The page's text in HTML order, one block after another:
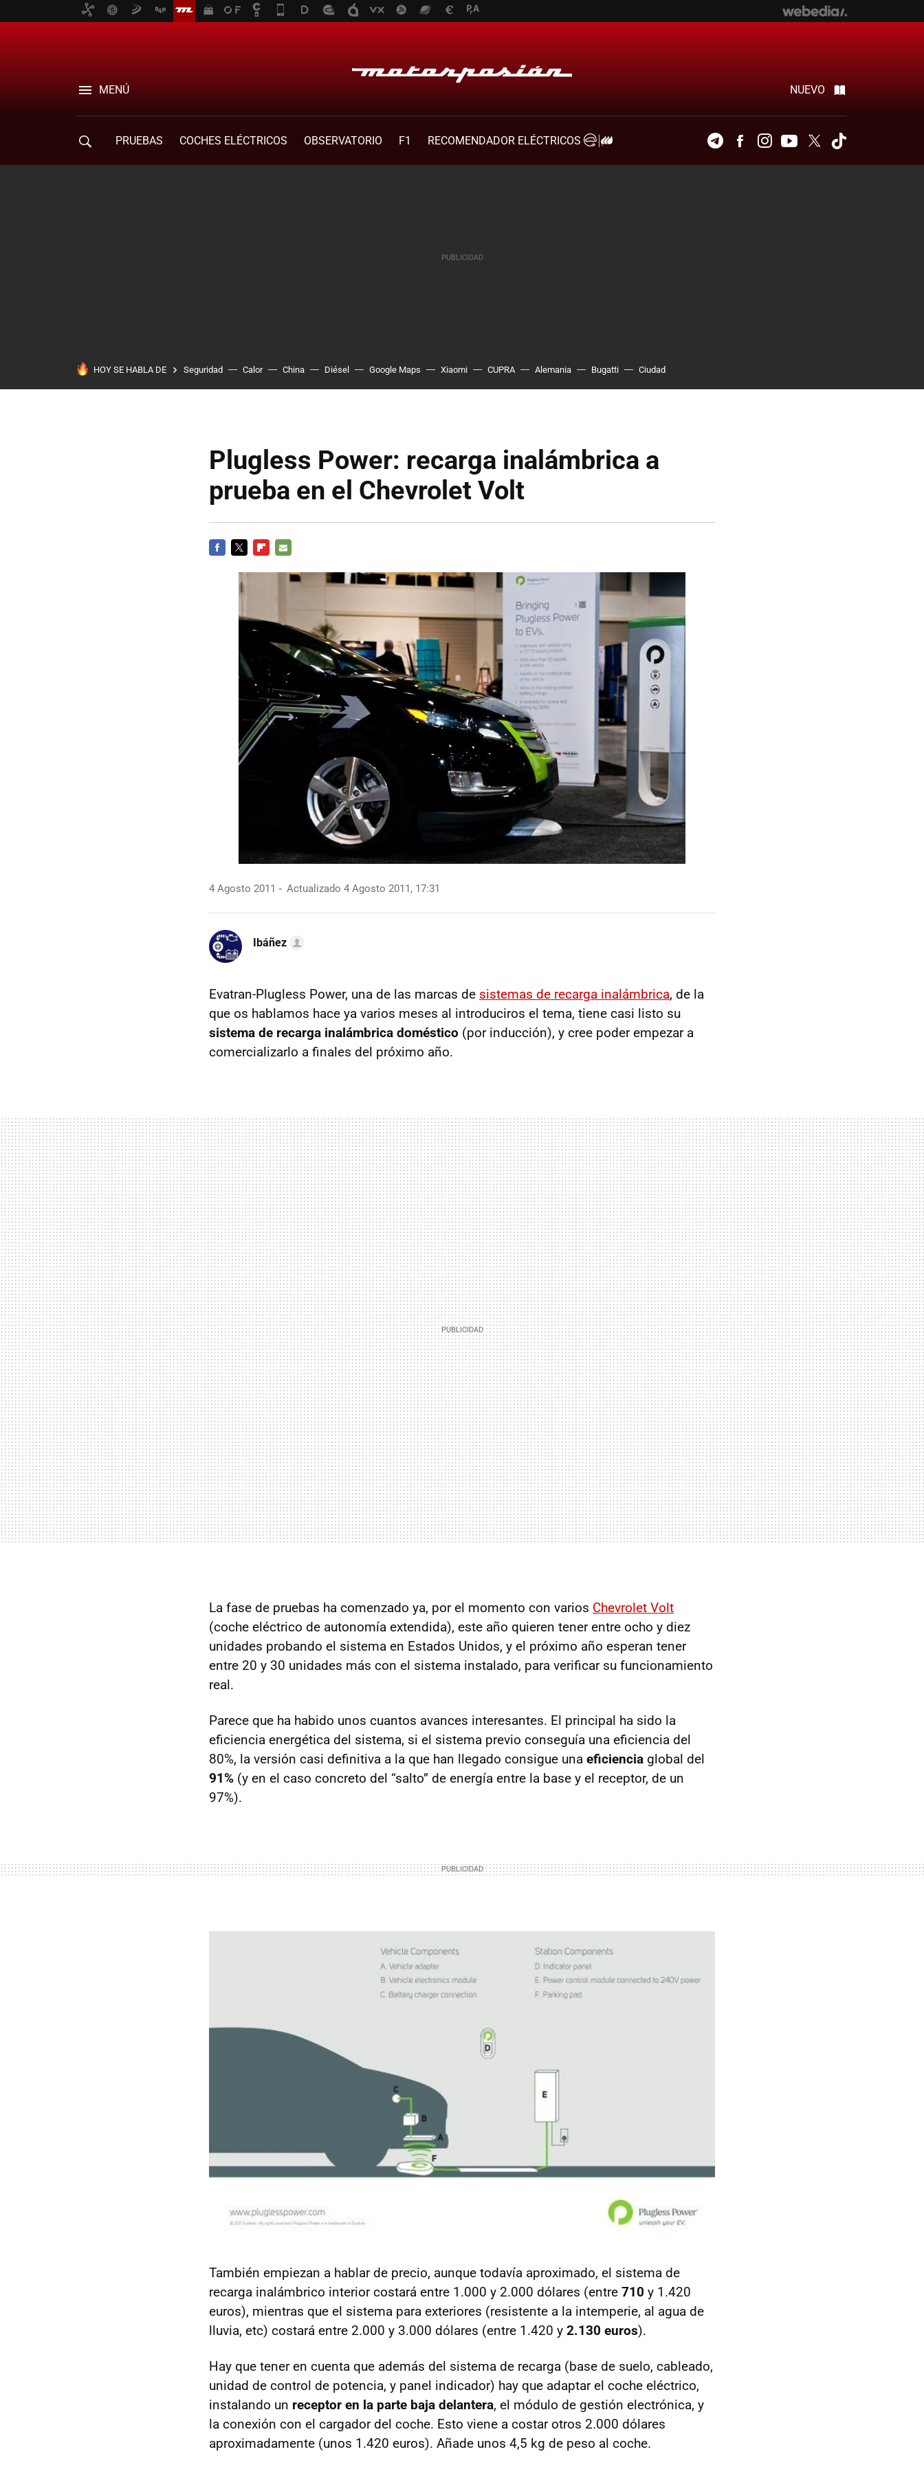
MENÚ NUEVO
PRUEBAS COCHES ELÉCTRICOS OBSERVATORIO F1
RECOMENDADOR ELÉCTRICOS
TelegramFacebookInstagramYoutubeTwitter
HOY SE HABLA DE Seguridad Calor China Diésel Google Maps Xiaomi CUPRA Alemania Bugatti Ciudad
Plugless Power: recarga inalámbrica a
prueba en el Chevrolet Volt
MAIL
4 Agosto 2011 Actualizado 4 Agosto 2011, 17:31
Ibáñez
Evatran-Plugless Power, una de las marcas de sistemas de recarga inalámbrica, de la
que os hablamos hace ya varios meses al introduciros el tema, tiene casi listo su
sistema de recarga inalámbrica doméstico (por inducción), y cree poder empezar a
comercializarlo a finales del próximo año.
La fase de pruebas ha comenzado ya, por el momento con varios Chevrolet Volt
(coche eléctrico de autonomía extendida), este año quieren tener entre ocho y diez
unidades probando el sistema en Estados Unidos, y el próximo año esperan tener
entre 20 y 30 unidades más con el sistema instalado, para verificar su funcionamiento
real.
Parece que ha habido unos cuantos avances interesantes. El principal ha sido la
eficiencia energética del sistema, si el sistema previo conseguía una eficiencia del
80%, la versión casi definitiva a la que han llegado consigue una eficiencia global del
91% (y en el caso concreto del “salto” de energía entre la base y el receptor, de un
97%).
También empiezan a hablar de precio, aunque todavía aproximado, el sistema de
recarga inalámbrico interior costará entre 1.000 y 2.000 dólares (entre 710 y 1.420
euros), mientras que el sistema para exteriores (resistente a la intemperie, al agua de
lluvia, etc) costará entre 2.000 y 3.000 dólares (entre 1.420 y 2.130 euros).
Hay que tener en cuenta que además del sistema de recarga (base de suelo, cableado,
unidad de control de potencia, y panel indicador) hay que adaptar el coche eléctrico,
instalando un receptor en la parte baja delantera, el módulo de gestión electrónica, y
la conexión con el cargador del coche. Esto viene a costar otros 2.000 dólares
aproximadamente (unos 1.420 euros). Añade unos 4,5 kg de peso al coche.